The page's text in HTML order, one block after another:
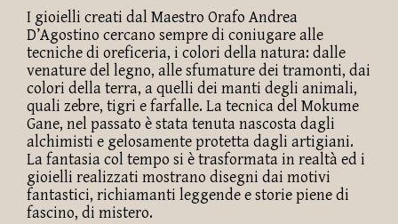
I gioielli creati dal Maestro Orafo Andrea
D’Agostino cercano sempre di coniugare alle
tecniche di oreficeria, i colori della natura: dalle
venature del legno, alle sfumature dei tramonti, dai
colori della terra, a quelli dei manti degli animali,
quali zebre, tigri e farfalle. La tecnica del Mokume
Gane, nel passato è stata tenuta nascosta dagli
alchimisti e gelosamente protetta dagli artigiani.
La fantasia col tempo si è trasformata in realtà ed i
gioielli realizzati mostrano disegni dai motivi
fantastici, richiamanti leggende e storie piene di
fascino, di mistero.